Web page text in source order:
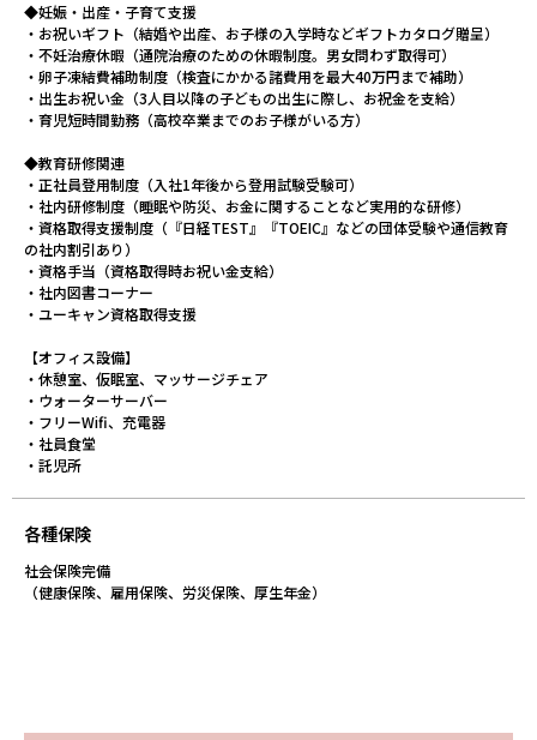
◆妊娠・出産・子育て支援
・お祝いギフト（結婚や出産、お子様の入学時などギフトカタログ贈呈）
・不妊治療休暇（通院治療のための休暇制度。男女問わず取得可）
・卵子凍結費補助制度（検査にかかる諸費用を最大40万円まで補助）
・出生お祝い金（3人目以降の子どもの出生に際し、お祝金を支給）
・育児短時間勤務（高校卒業までのお子様がいる方）
◆教育研修関連
・正社員登用制度（入社1年後から登用試験受験可）
・社内研修制度（睡眠や防災、お金に関することなど実用的な研修）
・資格取得支援制度（『日経TEST』『TOEIC』などの団体受験や通信教育
の社内割引あり）
・資格手当（資格取得時お祝い金支給）
・社内図書コーナー
・ユーキャン資格取得支援
【オフィス設備】
・休憩室、仮眠室、マッサージチェア
・ウォーターサーバー
・フリーWifi、充電器
・社員食堂
・託児所
各種保険
社会保険完備
（健康保険、雇用保険、労災保険、厚生年金）